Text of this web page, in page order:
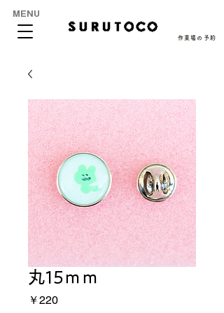
MENU
作業場の予約
丸15ｍｍ
￥220価